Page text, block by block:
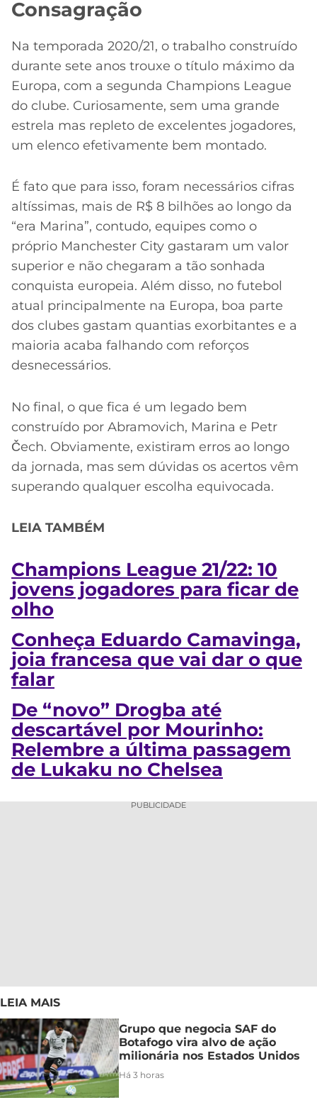
Consagração
Na temporada 2020/21, o trabalho construído
durante sete anos trouxe o título máximo da
Europa, com a segunda Champions League
do clube. Curiosamente, sem uma grande
estrela mas repleto de excelentes jogadores,
um elenco efetivamente bem montado.
É fato que para isso, foram necessários cifras
altíssimas, mais de R$ 8 bilhões ao longo da
“era Marina”, contudo, equipes como o
próprio Manchester City gastaram um valor
superior e não chegaram a tão sonhada
conquista europeia. Além disso, no futebol
atual principalmente na Europa, boa parte
dos clubes gastam quantias exorbitantes e a
maioria acaba falhando com reforços
desnecessários.
No final, o que fica é um legado bem
construído por Abramovich, Marina e Petr
Čech. Obviamente, existiram erros ao longo
da jornada, mas sem dúvidas os acertos vêm
superando qualquer escolha equivocada.
LEIA TAMBÉM
Champions League 21/22: 10
jovens jogadores para ficar de
olho
Conheça Eduardo Camavinga,
joia francesa que vai dar o que
falar
De “novo” Drogba até
descartável por Mourinho:
Relembre a última passagem
de Lukaku no Chelsea
PUBLICIDADE
LEIA MAIS
Grupo que negocia SAF do
Botafogo vira alvo de ação
milionária nos Estados Unidos
Há 3 horas